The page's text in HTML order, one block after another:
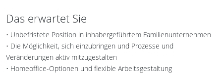
Das erwartet Sie
• Unbefristete Position in inhabergeführtem Familienunternehmen
• Die Möglichkeit, sich einzubringen und Prozesse und
Veränderungen aktiv mitzugestalten
• Homeoffice-Optionen und flexible Arbeitsgestaltung